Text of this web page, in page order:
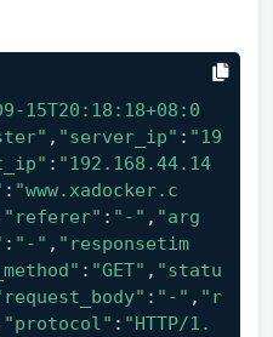
15T20:18:18+08:0
, "server_ip" : "19
: "192.168.44.14
: "www.xadocker.c
"referer" : "-" , "arg
: "-" , "responsetim
: "GET" , "statu
: "-" , "r
"protocol" : "HTTP/1.